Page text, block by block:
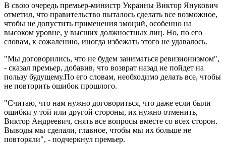
В свою очередь премьер-министр Украины Виктор Янукович
отметил, что правительство пыталось сделать все возможное,
чтобы не допустить применения эмоций, особенно на
высоком уровне, у высших должностных лиц. Но, по его
словам, к сожалению, иногда избежать этого не удавалось.
"Мы договорились, что не будем заниматься ревизионизмом",
- сказал премьер, добавив, что возврат назад не пойдет на
пользу будущему.По его словам, необходимо делать все, чтобы
не повторить ошибок прошлого.
"Считаю, что нам нужно договориться, что даже если были
ошибки у той или другой стороны, их нужно отменить,
Виктор Андреевич, снять все вопросы вместе со всех сторон.
Выводы мы сделали, главное, чтобы мы их больше не
повторяли", - подчеркнул премьер.